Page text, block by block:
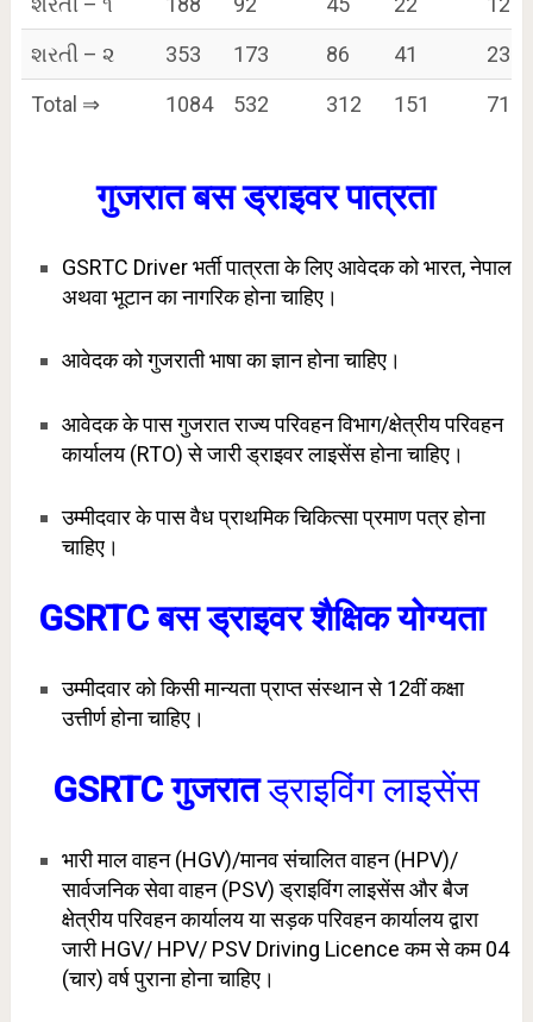
શરતી – ૨
353 173 86 41
232
Total ⇒
1084 532 312 151 711
गुजरात बस ड्राइवर पात्रता
GSRTC Driver भर्ती पात्रता के लिए आवेदक को भारत, नेपाल
अथवा भूटान का नागरिक होना चाहिए।
आवेदक को गुजराती भाषा का ज्ञान होना चाहिए।
आवेदक के पास गुजरात राज्य परिवहन विभाग/क्षेत्रीय परिवहन
कार्यालय (RTO) से जारी ड्राइवर लाइसेंस होना चाहिए।
उम्मीदवार के पास वैध प्राथमिक चिकित्सा प्रमाण पत्र होना
चाहिए।
GSRTC बस ड्राइवर शैक्षिक योग्यता
उम्मीदवार को किसी मान्यता प्राप्त संस्थान से 12वीं कक्षा
उत्तीर्ण होना चाहिए।
GSRTC गुजरातड्राइविंग लाइसेंस
भारी माल वाहन (HGV)/मानव संचालित वाहन (HPV)/
सार्वजनिक सेवा वाहन (PSV) ड्राइविंग लाइसेंस और बैज
क्षेत्रीय परिवहन कार्यालय या सड़क परिवहन कार्यालय द्वारा
जारी HGV/ HPV/ PSV Driving Licence कम से कम 04
(चार) वर्ष पुराना होना चाहिए।